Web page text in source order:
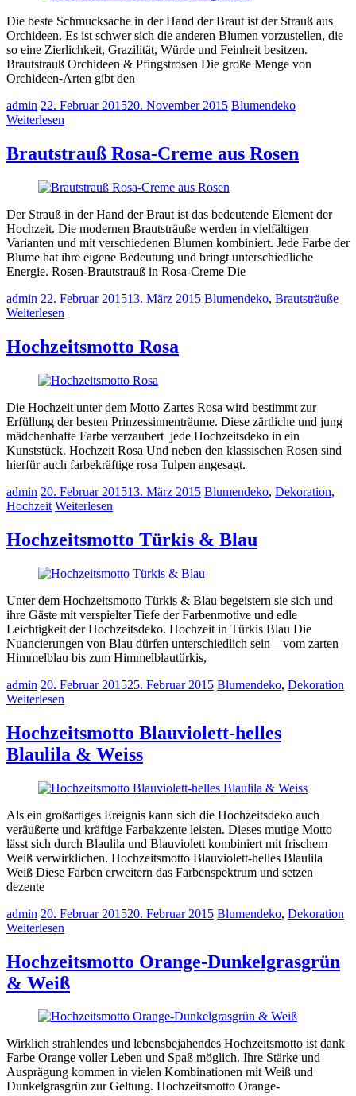
Die beste Schmucksache in der Hand der Braut ist der Strauß aus
Orchideen. Es ist schwer sich die anderen Blumen vorzustellen, die
so eine Zierlichkeit, Grazilität, Würde und Feinheit besitzen.
Brautstrauß Orchideen & Pfingstrosen Die große Menge von
Orchideen-Arten gibt den
admin 22. Februar 201520. November 2015 Blumendeko
Weiterlesen
Brautstrauß Rosa-Creme aus Rosen
Der Strauß in der Hand der Braut ist das bedeutende Element der
Hochzeit. Die modernen Brautsträuße werden in vielfältigen
Varianten und mit verschiedenen Blumen kombiniert. Jede Farbe der
Blume hat ihre eigene Bedeutung und bringt unterschiedliche
Energie. Rosen-Brautstrauß in Rosa-Creme Die
admin 22. Februar 201513. März 2015 Blumendeko, Brautsträuße
Weiterlesen
Hochzeitsmotto Rosa
Die Hochzeit unter dem Motto Zartes Rosa wird bestimmt zur
Erfüllung der besten Prinzessinnenträume. Diese zärtliche und jung
mädchenhafte Farbe verzaubert jede Hochzeitsdeko in ein
Kunststück. Hochzeit Rosa Und neben den klassischen Rosen sind
hierfür auch farbekräftige rosa Tulpen angesagt.
admin 20. Februar 201513. März 2015 Blumendeko, Dekoration,
Hochzeit Weiterlesen
Hochzeitsmotto Türkis & Blau
Unter dem Hochzeitsmotto Türkis & Blau begeistern sie sich und
ihre Gäste mit verspielter Tiefe der Farbenmotive und edle
Leichtigkeit der Hochzeitsdeko. Hochzeit in Türkis Blau Die
Nuancierungen von Blau dürfen unterschiedlich sein – vom zarten
Himmelblau bis zum Himmelblautürkis,
admin 20. Februar 201525. Februar 2015 Blumendeko, Dekoration
Weiterlesen
Hochzeitsmotto Blauviolett-helles
Blaulila & Weiss
Als ein großartiges Ereignis kann sich die Hochzeitsdeko auch
veräußerte und kräftige Farbakzente leisten. Dieses mutige Motto
lässt sich durch Blaulila und Blauviolett kombiniert mit frischem
Weiß verwirklichen. Hochzeitsmotto Blauviolett-helles Blaulila
Weiß Diese Farben erweitern das Farbenspektrum und setzen
dezente
admin 20. Februar 201520. Februar 2015 Blumendeko, Dekoration
Weiterlesen
Hochzeitsmotto Orange-Dunkelgrasgrün
& Weiß
Wirklich strahlendes und lebensbejahendes Hochzeitsmotto ist dank
Farbe Orange voller Leben und Spaß möglich. Ihre Stärke und
Ausprägung kommen in vielen Kombinationen mit Weiß und
Dunkelgrasgrün zur Geltung. Hochzeitsmotto Orange-